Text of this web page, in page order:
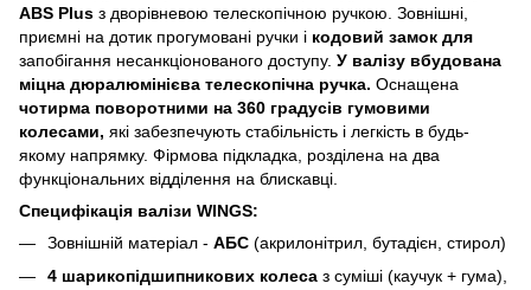
ABS Plus з дворівневою телескопічною ручкою. Зовнішні,
приємні на дотик прогумовані ручки і кодовий замок для
запобігання несанкціонованого доступу. У валізу вбудована
міцна дюралюмінієва телескопічна ручка. Оснащена
чотирма поворотними на 360 градусів гумовими
колесами, які забезпечують стабільність і легкість в будь-
якому напрямку. Фірмова підкладка, розділена на два
функціональних відділення на блискавці.
Специфікація валізи WINGS:
Зовнішній матеріал - АБС (акрилонітрил, бутадієн, стирол)
4 шарикопідшипникових колеса з суміші (каучук + гума),